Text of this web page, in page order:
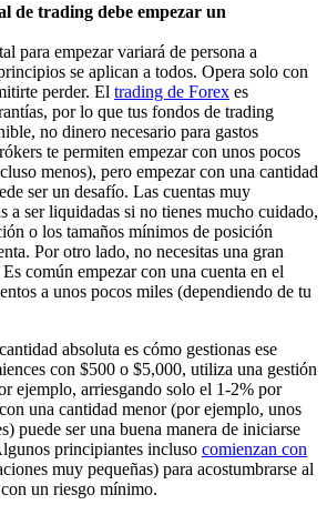
de trading debe empezar un
para empezar variará de persona a
se aplican a todos. Opera solo con
perder. El trading de Forex es
por lo que tus fondos de trading
no dinero necesario para gastos
te permiten empezar con unos pocos
menos), pero empezar con una cantidad
ser un desafío. Las cuentas muy
a ser liquidadas si no tienes mucho cuidado,
o los tamaños mínimos de posición
Por otro lado, no necesitas una gran
común empezar con una cuenta en el
a unos pocos miles (dependiendo de tu
absoluta es cómo gestionas ese
con $500 o $5,000, utiliza una gestión
ejemplo, arriesgando solo el 1-2% por
una cantidad menor (por ejemplo, unos
puede ser una buena manera de iniciarse
principiantes incluso comienzan con
muy pequeñas) para acostumbrarse al
un riesgo mínimo.